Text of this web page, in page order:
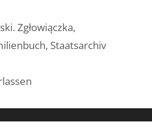
Zgłowiączka,
, Staatsarchiv